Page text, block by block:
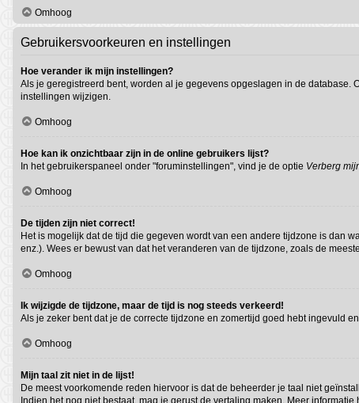
Omhoog
Gebruikersvoorkeuren en instellingen
Hoe verander ik mijn instellingen?
Als je geregistreerd bent, worden al je gegevens opgeslagen in de database.
instellingen wijzigen.
Omhoog
Hoe kan ik onzichtbaar zijn in de online gebruikers lijst?
In het gebruikerspaneel onder "foruminstellingen", vind je de optie Verberg
Omhoog
De tijden zijn niet correct!
Het is mogelijk dat de tijd die gegeven wordt van een andere tijdzone is dan
enz.). Wees er bewust van dat het veranderen van de tijdzone, zoals de
Omhoog
Ik wijzigde de tijdzone, maar de tijd is nog steeds verkeerd!
Als je zeker bent dat je de correcte tijdzone en zomertijd goed hebt ingevuld
Omhoog
Mijn taal zit niet in de lijst!
De meest voorkomende reden hiervoor is dat de beheerder je taal niet
Indien het nog niet bestaat, mag je gerust de vertaling maken. Meer